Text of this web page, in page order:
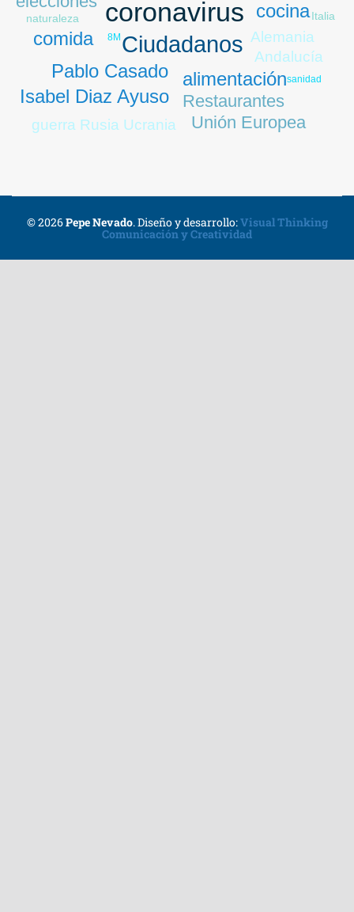
coronavirus
Ciudadanos
alimentación
cocina
Pablo Casado
comida
Isabel Diaz Ayuso
Restaurantes
Unión Europea
Andalucía
guerra Rusia Ucrania
Alemania
naturaleza Italia
sanidad
8M
© 2026Pepe Nevado.Diseño y desarrollo:Visual Thinking
Comunicación y Creatividad